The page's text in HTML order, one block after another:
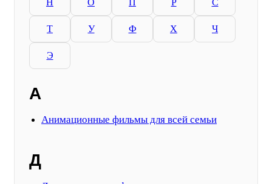
Н О П Р С
Т У Ф Х Ч
Э
А
Анимационные фильмы для всей семьи
Д